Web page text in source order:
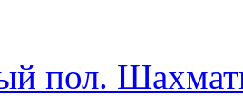
пол.